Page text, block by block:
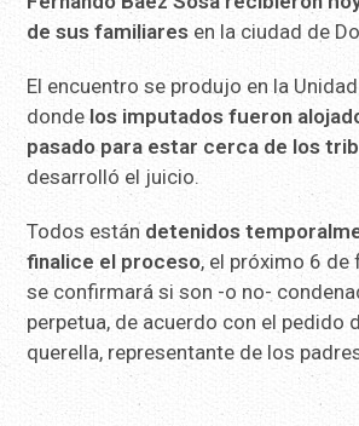
de sus familiares en la ciudad de
El encuentro se produjo en la
dondelos imputados fueron
pasado para estar cerca de los
desarrolló el juicio.
Todos están detenidos
finalice el proceso, el próximo 6 de
se confirmará si son -o no-
perpetua, de acuerdo con el pedido
querella, representante de los